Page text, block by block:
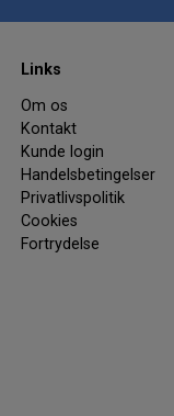
Links
Om os
Kontakt
Kunde login
Handelsbetingelser
Privatlivspolitik
Cookies
Fortrydelse